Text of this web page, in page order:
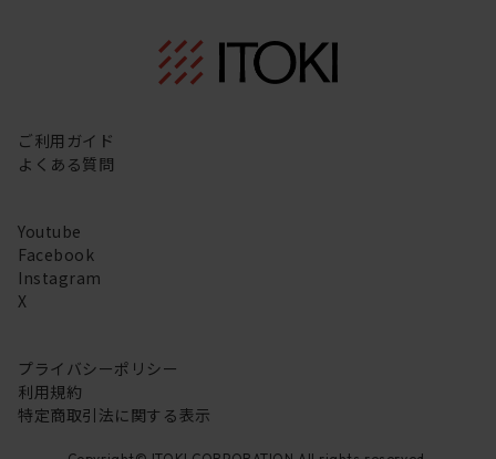
ご利用ガイド
よくある質問
Youtube
Facebook
Instagram
X
プライバシーポリシー
利用規約
特定商取引法に関する表示